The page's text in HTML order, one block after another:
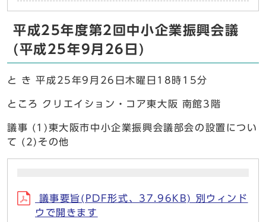
平成25年度第2回中小企業振興会議
(平成25年9月26日)
と き 平成25年9月26日木曜日18時15分
ところ クリエイション・コア東大阪 南館3階
議事 (1)東大阪市中小企業振興会議部会の設置につい
て (2)その他
議事要旨(PDF形式、37.96KB) 別ウィンド
ウで開きます